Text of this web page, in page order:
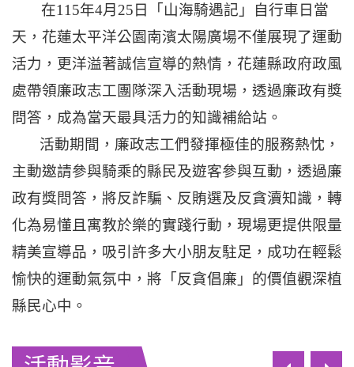
在115年4月25日「山海騎遇記」自行車日當
天，花蓮太平洋公園南濱太陽廣場不僅展現了運動
活力，更洋溢著誠信宣導的熱情，花蓮縣政府政風
處帶領廉政志工團隊深入活動現場，透過廉政有獎
問答，成為當天最具活力的知識補給站。
活動期間，廉政志工們發揮極佳的服務熱忱，
主動邀請參與騎乘的縣民及遊客參與互動，透過廉
政有獎問答，將反詐騙、反賄選及反貪瀆知識，轉
化為易懂且寓教於樂的實踐行動，現場更提供限量
精美宣導品，吸引許多大小朋友駐足，成功在輕鬆
愉快的運動氣氛中，將「反貪倡廉」的價值觀深植
縣民心中。
上一筆 下一